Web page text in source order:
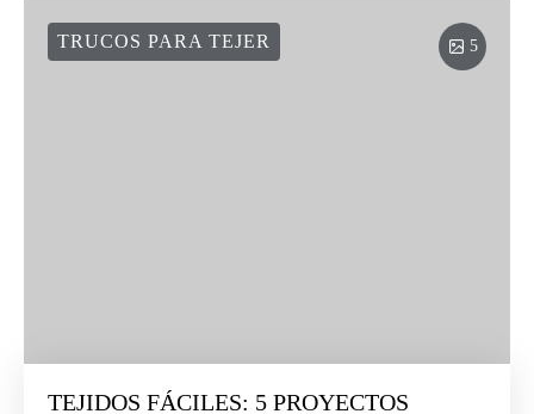
5
TRUCOS PARA TEJER
TEJIDOS FÁCILES: 5 PROYECTOS